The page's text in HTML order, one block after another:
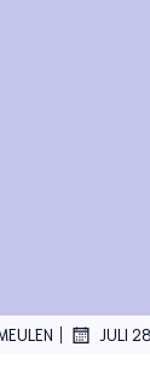
| JULI 28